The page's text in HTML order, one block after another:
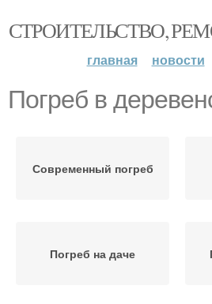
СТРОИТЕЛЬСТВО,
главная новости
Погреб в
Современный погреб
Погреб на даче